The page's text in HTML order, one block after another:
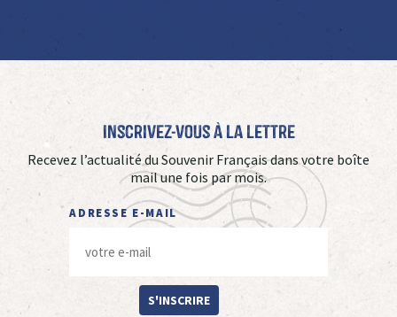
Inscrivez-vous à La Lettre
Recevez l’actualité du Souvenir Français dans votre boîte
mail une fois par mois.
ADRESSE E-MAIL
S'INSCRIRE